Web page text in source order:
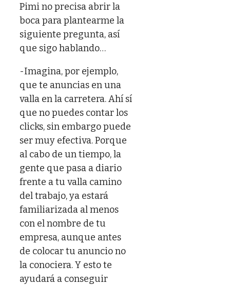
Pimi no precisa abrir la
boca para plantearme la
siguiente pregunta, así
que sigo hablando…
-Imagina, por ejemplo,
que te anuncias en una
valla en la carretera. Ahí sí
que no puedes contar los
clicks, sin embargo puede
ser muy efectiva. Porque
al cabo de un tiempo, la
gente que pasa a diario
frente a tu valla camino
del trabajo, ya estará
familiarizada al menos
con el nombre de tu
empresa, aunque antes
de colocar tu anuncio no
la conociera. Y esto te
ayudará a conseguir